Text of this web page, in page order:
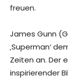
freuen.
James Gunn
‚Superman‘
Zeiten an. Der
inspirierender